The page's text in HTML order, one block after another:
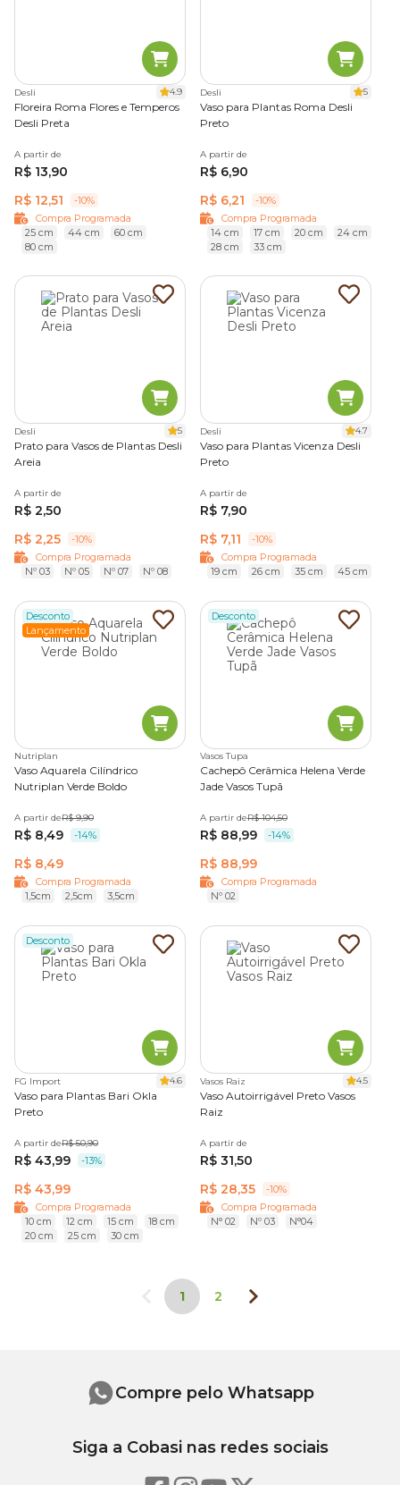
Desli 4.9
Floreira Roma Flores e Temperos
Desli Preta
A partir de
R$ 13,90
R$ 12,51
-10%
Compra Programada
25 cm
44 cm
60 cm
80 cm
Desli 5
Vaso para Plantas Roma Desli
Preto
A partir de
R$ 6,90
R$ 6,21
-10%
Compra Programada
14 cm
17 cm 20 cm
24 cm
28 cm
33 cm
Desli 5
Prato para Vasos de Plantas Desli
Areia
A partir de
R$ 2,50
R$ 2,25
-10%
Compra Programada
Nº 03
Nº 05 Nº 07 Nº 08
Desli 4.7
Vaso para Plantas Vicenza Desli
Preto
A partir de
R$ 7,90
R$ 7,11
-10%
Compra Programada
19 cm
26 cm 35 cm 45 cm
Desconto
Lançamento
Nutriplan
Vaso Aquarela Cilíndrico
Nutriplan Verde Boldo
A partir deR$ 9,90
R$ 8,49 -14%
R$ 8,49
Compra Programada
1,5cm
2,5cm 3,5cm
Desconto
Vasos Tupa
Cachepô Cerâmica Helena Verde
Jade Vasos Tupã
A partir deR$ 104,50
R$ 88,99 -14%
R$ 88,99
Compra Programada
Nº 02
Desconto
FG Import 4.6
Vaso para Plantas Bari Okla
Preto
A partir deR$ 50,90
R$ 43,99 -13%
R$ 43,99
Compra Programada
10 cm
12 cm 15 cm
18 cm
20 cm
25 cm 30 cm
Vasos Raiz 4.5
Vaso Autoirrigável Preto Vasos
Raiz
A partir de
R$ 31,50
R$ 28,35
-10%
Compra Programada
N° 02
Nº 03 N°04
1 2
Compre pelo Whatsapp
Siga a Cobasi nas redes sociais